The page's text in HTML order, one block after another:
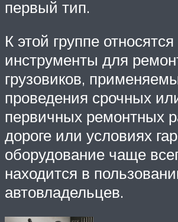
первый тип.
К этой группе относятся
инструменты для
грузовиков,
проведения срочных
первичных ремонтных
дороге или условиях
оборудование чаще
находится в
автовладельцев.